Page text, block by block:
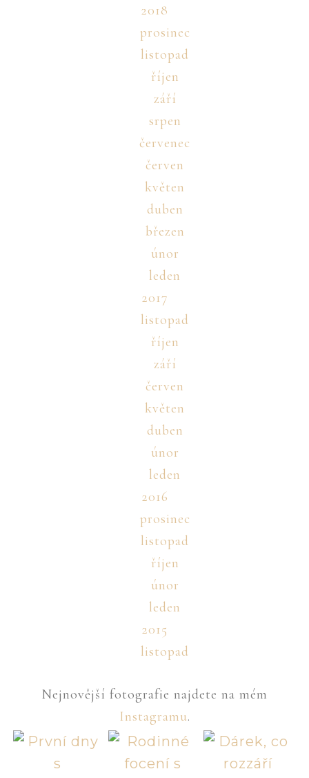
2018
prosinec
listopad
říjen
září
srpen
červenec
červen
květen
duben
březen
únor
leden
2017
listopad
říjen
září
červen
květen
duben
únor
leden
2016
prosinec
listopad
říjen
únor
leden
2015
listopad
Nejnovější fotografie najdete na mém
Instagramu.